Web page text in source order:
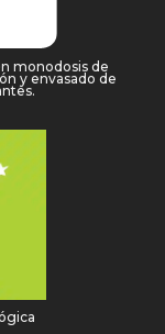
monodosis de
y envasado de